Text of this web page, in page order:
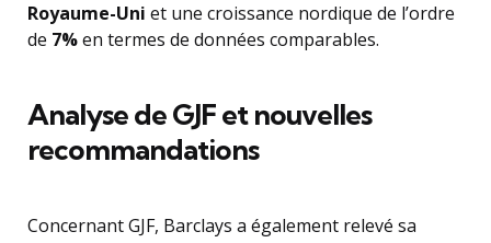
Royaume-Uni et une croissance nordique de l’ordre
de 7%en termes de données comparables.
Analyse de GJF et nouvelles
recommandations
Concernant GJF, Barclays a également relevé sa